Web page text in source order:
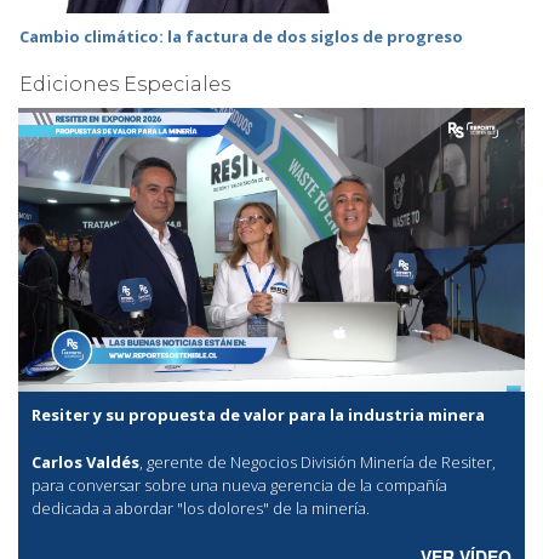
Cambio climático: la factura de dos siglos de progreso
Ediciones Especiales
Resiter y su propuesta de valor para la industria minera
Carlos Valdés, gerente de Negocios División Minería de Resiter,
para conversar sobre una nueva gerencia de la compañía
dedicada a abordar "los dolores" de la minería.